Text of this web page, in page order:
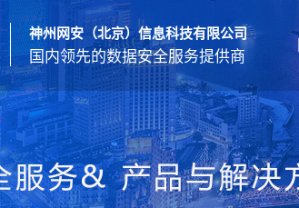
神州网安（北京）信息科技有限公司
国内领先的数据安全服务提供商